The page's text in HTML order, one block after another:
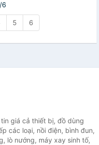
6
5 6
giá cả thiết bị, đồ dùng
các loại, nồi điện, bình đun,
lò nướng, máy xay sinh tố,